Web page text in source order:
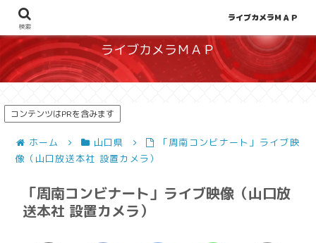
地図から探せる！天候や災害、混雑状況の把握に
ライブカメラＭＡＰ
コンテンツはPRを含みます
ホーム 山口県
「周南コンビナート」ライブ映
像（山口放送本社 設置カメラ）
「周南コンビナート」ライブ映像（山口放
送本社 設置カメラ）
検索
ライブカメラＭＡＰ